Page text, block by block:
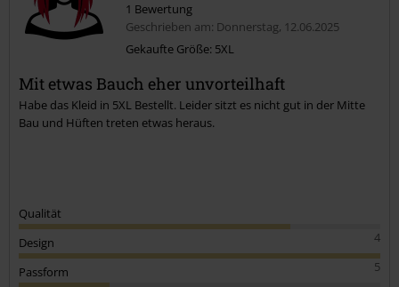
1 Bewertung
Geschrieben am: Donnerstag, 12.06.2025
Gekaufte Größe: 5XL
Mit etwas Bauch eher unvorteilhaft
Habe das Kleid in 5XL Bestellt. Leider sitzt es nicht gut in der Mitte
Bau und Hüften treten etwas heraus.
Qualität
4
Design
5
Passform